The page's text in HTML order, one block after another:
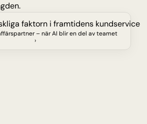
faktorn i framtidens kundservice
– när AI blir en del av teamet
›